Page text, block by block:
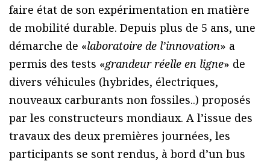
faire état de son expérimentation en matière
de mobilité durable. Depuis plus de 5 ans, une
démarche de «laboratoire de l’innovation» a
permis des tests «grandeur réelle en ligne» de
divers véhicules (hybrides, électriques,
nouveaux carburants non fossiles..) proposés
par les constructeurs mondiaux. A l’issue des
travaux des deux premières journées, les
participants se sont rendus, à bord d’un bus